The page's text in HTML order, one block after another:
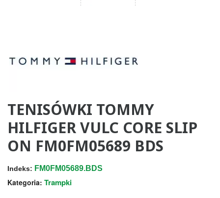
TENISÓWKI TOMMY
HILFIGER VULC CORE SLIP
ON FM0FM05689 BDS
Indeks: FM0FM05689.BDS
Kategoria: Trampki